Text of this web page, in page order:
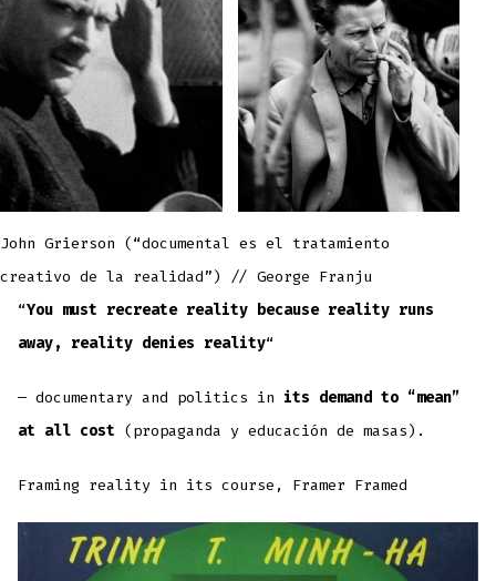
John Grierson (“documental es el tratamiento
creativo de la realidad”) // George Franju
“You must recreate reality because reality runs
away, reality denies reality“
— documentary and politics in its demand to “mean”
at all cost (propaganda y educación de masas).
Framing reality in its course, Framer Framed